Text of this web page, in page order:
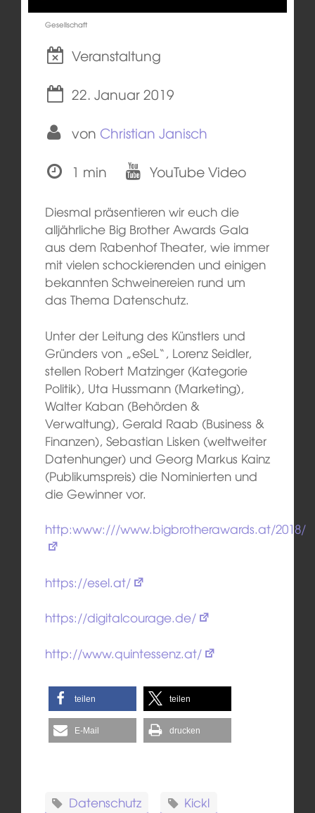
Gesellschaft
Veranstaltung
22. Januar 2019
von Christian Janisch
1 min
YouTube Video
Diesmal präsentieren wir euch die
alljährliche Big Brother Awards Gala
aus dem Rabenhof Theater, wie immer
mit vielen schockierenden und einigen
bekannten Schweinereien rund um
das Thema Datenschutz.
Unter der Leitung des Künstlers und
Gründers von „eSeL“, Lorenz Seidler,
stellen Robert Matzinger (Kategorie
Politik), Uta Hussmann (Marketing),
Walter Kaban (Behörden &
Verwaltung), Gerald Raab (Business &
Finanzen), Sebastian Lisken (weltweiter
Datenhunger) und Georg Markus Kainz
(Publikumspreis) die Nominierten und
die Gewinner vor.
http:www:///www.bigbrotherawards.at/2018/
https://esel.at/
https://digitalcourage.de/
http://www.quintessenz.at/
teilen teilen
E-Mail drucken
Datenschutz Kickl